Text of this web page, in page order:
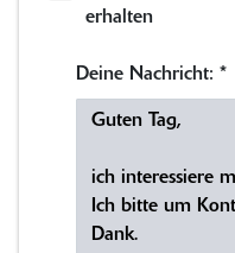
erhalten
Deine Nachricht: *